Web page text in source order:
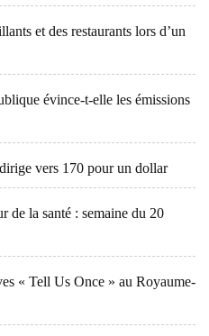
et des restaurants lors d’un
évince-t-elle les émissions
vers 170 pour un dollar
de la santé : semaine du 20
« Tell Us Once » au Royaume-